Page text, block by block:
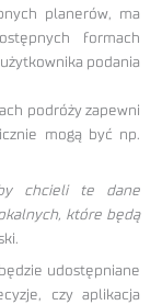
planerów, ma
formach
podania
podróży zapewni
mogą być np.
chcieli te dane
które będą
udostępniane
czy aplikacja